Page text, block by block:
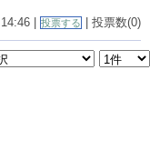
14:46 | 投票する | 投票数(0)